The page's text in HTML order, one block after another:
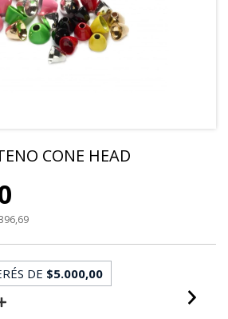
CONE HEAD
DE $5.000,00